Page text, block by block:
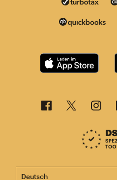
Diese Seite ist jetzt auch